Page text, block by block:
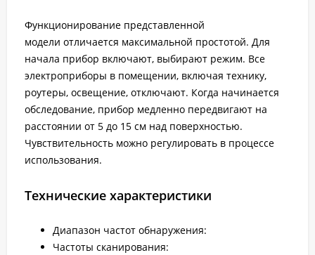
Функционирование представленной
модели отличается максимальной простотой. Для
начала прибор включают, выбирают режим. Все
электроприборы в помещении, включая технику,
роутеры, освещение, отключают. Когда начинается
обследование, прибор медленно передвигают на
расстоянии от 5 до 15 см над поверхностью.
Чувствительность можно регулировать в процессе
использования.
Технические характеристики
Диапазон частот обнаружения:
Частоты сканирования: